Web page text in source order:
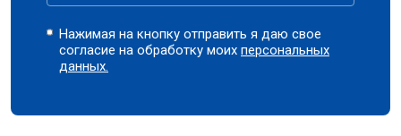
Нажимая на кнопку отправить я даю свое
согласие на обработку моихперсональных
данных.